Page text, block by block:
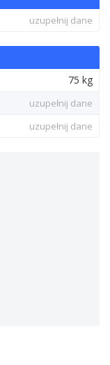
uzupełnij dane
75 kg
uzupełnij dane
uzupełnij dane